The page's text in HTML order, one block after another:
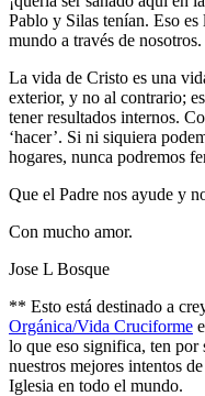
Pablo y Silas tenían. Eso
mundo a través de nosotros.
La vida de Cristo es una
exterior, y no al contrario;
tener resultados internos.
‘hacer’. Si ni siquiera
hogares, nunca podremos
Que el Padre nos ayude y
Con mucho amor.
Jose L Bosque
** Esto está destinado a
Orgánica/Vida Cruciforme
lo que eso significa, ten por
nuestros mejores intentos
Iglesia en todo el mundo.